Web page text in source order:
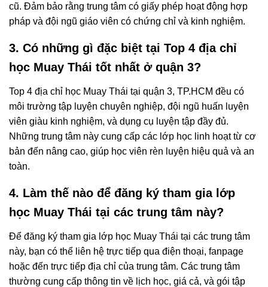
cũ. Đảm bảo rằng trung tâm có giấy phép hoạt động hợp
pháp và đội ngũ giáo viên có chứng chỉ và kinh nghiệm.
3. Có những gì đặc biệt tại Top 4 địa chỉ
học Muay Thái tốt nhất ở quận 3?
Top 4 địa chỉ học Muay Thái tại quận 3, TP.HCM đều có
môi trường tập luyện chuyên nghiệp, đội ngũ huấn luyện
viên giàu kinh nghiệm, và dụng cụ luyện tập đầy đủ.
Những trung tâm này cung cấp các lớp học linh hoạt từ cơ
bản đến nâng cao, giúp học viên rèn luyện hiệu quả và an
toàn.
4. Làm thế nào để đăng ký tham gia lớp
học Muay Thái tại các trung tâm này?
Để đăng ký tham gia lớp học Muay Thái tại các trung tâm
này, bạn có thể liên hệ trực tiếp qua điện thoại, fanpage
hoặc đến trực tiếp địa chỉ của trung tâm. Các trung tâm
thường cung cấp thông tin về lịch học, giá cả, và gói tập